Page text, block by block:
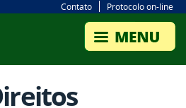
Contato Protocolo on-line